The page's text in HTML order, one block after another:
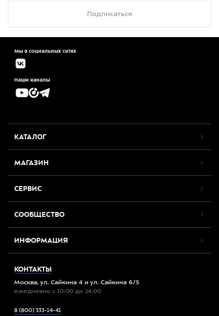
Подписаться
Мы в социальных сетях
Наши каналы
КАТАЛОГ
МАГАЗИН
СЕРВИС
СООБЩЕСТВО
ИНФОРМАЦИЯ
КОНТАКТЫ
Москва, ул. Сайкина 4 и ул. Сайкина 6/5
ежедневно с 10:00 до 24:00
8 (800) 333-14-41